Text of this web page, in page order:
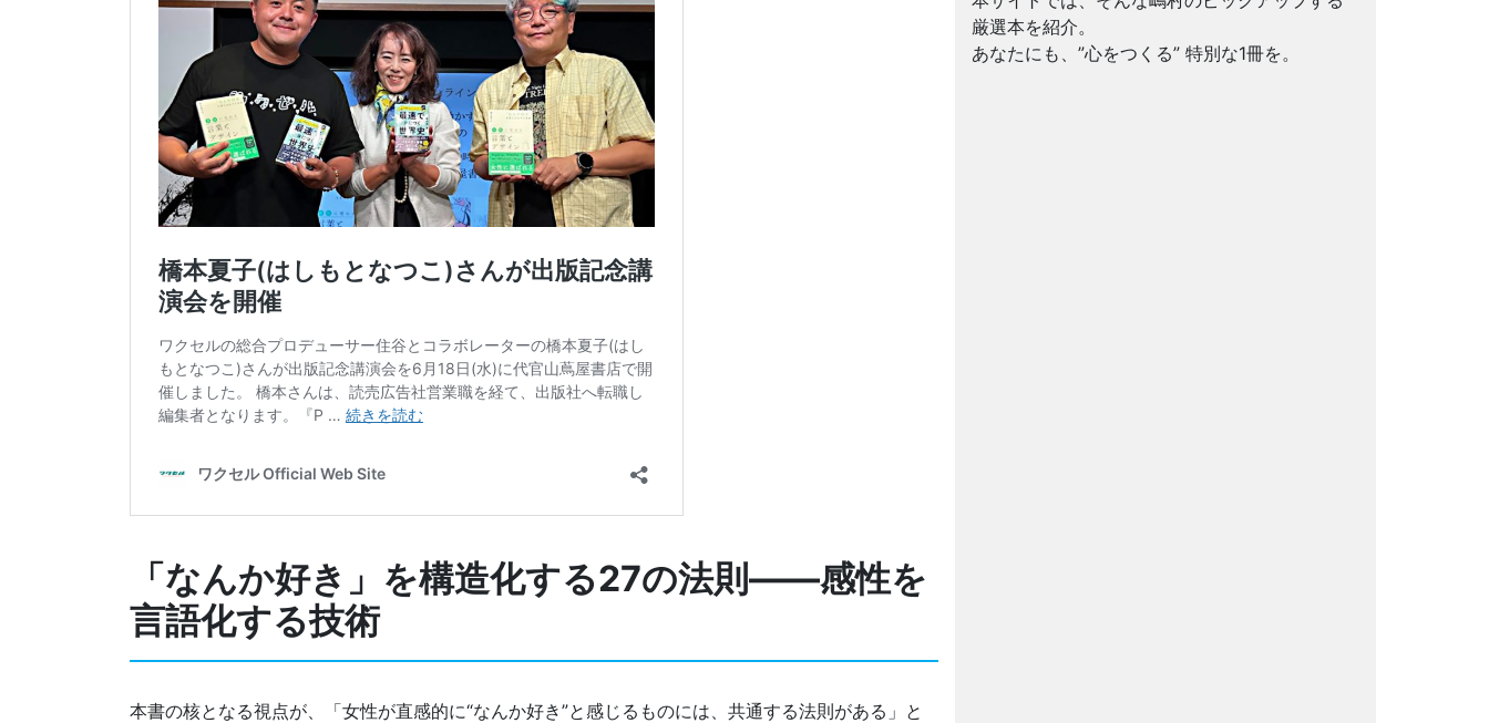
「なんか好き」を構造化する27の法則――感性を
言語化する技術
本書の核となる視点が、「女性が直感的に“なんか好き”と感じるものには、共通する法則がある」と
厳選本を紹介。
あなたにも、”心をつくる” 特別な1冊を。